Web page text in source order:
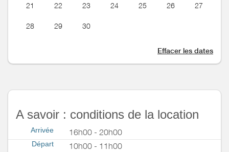
21 22 23 24 25 26 27
28 29 30
Effacer les dates
A savoir : conditions de la location
Arrivée 16h00 - 20h00
Départ 10h00 - 11h00